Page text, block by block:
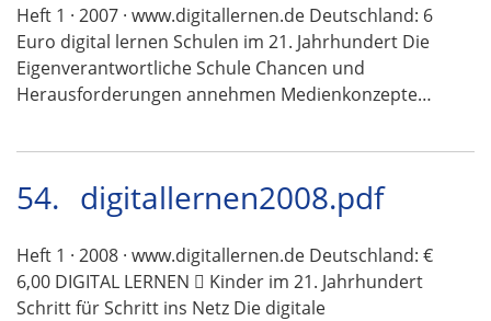
Heft 1 · 2007 · www.digitallernen.de Deutschland: 6
Euro digital lernen Schulen im 21. Jahrhundert Die
Eigenverantwortliche Schule Chancen und
Herausforderungen annehmen Medienkonzepte…
54. digitallernen2008.pdf
Heft 1 · 2008 · www.digitallernen.de Deutschland: €
6,00 DIGITAL LERNEN  Kinder im 21. Jahrhundert
Schritt für Schritt ins Netz Die digitale